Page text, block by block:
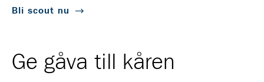
Bli scout nu
Ge gåva till kåren